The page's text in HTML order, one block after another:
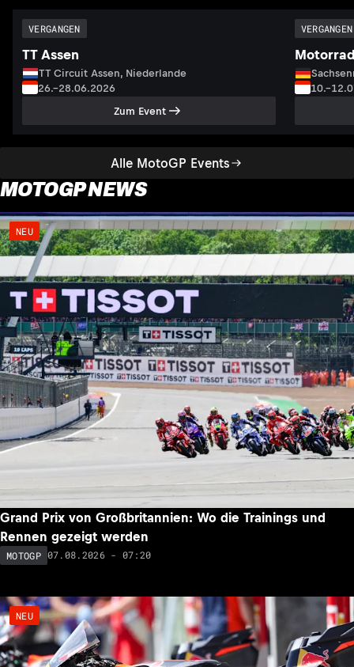
Alle MotoGP Events
VERGANGEN
TT Assen
TT Circuit Assen, Niederlande
26.–28.06.2026
Zum Event
VERGANGEN
MOTOGP NEWS
NEU
Grand Prix von Großbritannien: Wo die Trainings und
Rennen gezeigt werden
MOTOGP 07.08.2026 - 07:20
NEU